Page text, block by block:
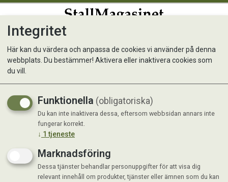
Kanin- och Marsvinfoder
Integritet
Här kan du värdera och anpassa de cookies vi använder på denna
webbplats. Du bestämmer! Aktivera eller inaktivera cookies som
du vill.
Funktionella (obligatoriska)
Du kan inte inaktivera dessa, eftersom webbsidan annars inte
fungerar korrekt.
↓ 1 tjeneste
Marknadsföring
Dessa tjänster behandlar personuppgifter för att visa dig
relevant innehåll om produkter, tjänster eller ämnen som du kan